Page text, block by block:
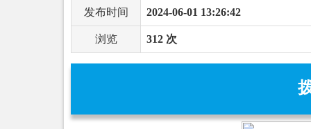
发布时间 2024-06-01 13:26:42
浏览 312 次